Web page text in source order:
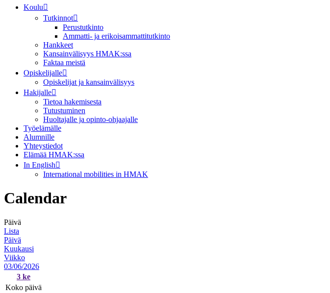
Koulu
Tutkinnot
Perustutkinto
Ammatti- ja erikoisammattitutkinto
Hankkeet
Kansainvälisyys HMAK:ssa
Faktaa meistä
Opiskelijalle
Opiskelijat ja kansainvälisyys
Hakijalle
Tietoa hakemisesta
Tutustuminen
Huoltajalle ja opinto-ohjaajalle
Työelämälle
Alumnille
Yhteystiedot
Elämää HMAK:ssa
In English
International mobilities in HMAK
Calendar
Päivä
Lista
Päivä
Kuukausi
Viikko
03/06/2026
3 ke
Koko päivä